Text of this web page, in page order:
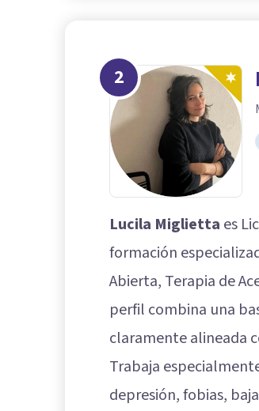
2
Lucila Miglietta es
formación
Abierta, Terapia de
perfil combina una
claramente alineada
Trabaja
depresión, fobias,